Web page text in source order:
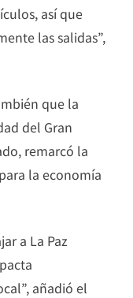
así que
las salidas”,
que la
del Gran
remarcó la
la economía
a La Paz
añadió el